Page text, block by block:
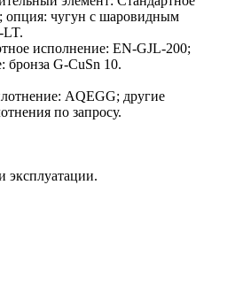
опция: чугун с шаровидным
LT.
исполнение: EN-GJL-200;
бронза G-CuSn 10.
AQEGG; другие
по запросу.
эксплуатации.